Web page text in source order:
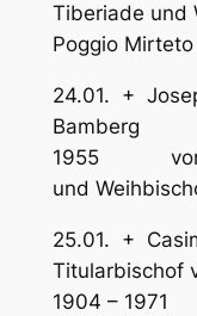
Tiberiade und
Poggio Mirteto
24.01. +
1955 vorher
und
25.01. +
1904 –